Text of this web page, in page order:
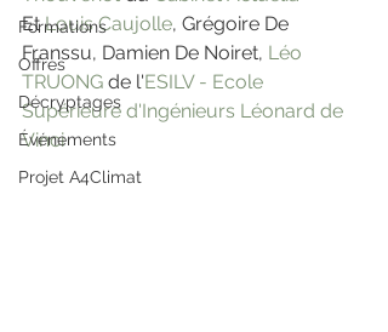
Formations
Offres
Décryptages
Événements
Projet A4Climat
Et Louis Caujolle, Grégoire De
Franssu, Damien De Noiret, Léo
TRUONG de l'ESILV - Ecole
Supérieure d'Ingénieurs Léonard de
Vinci